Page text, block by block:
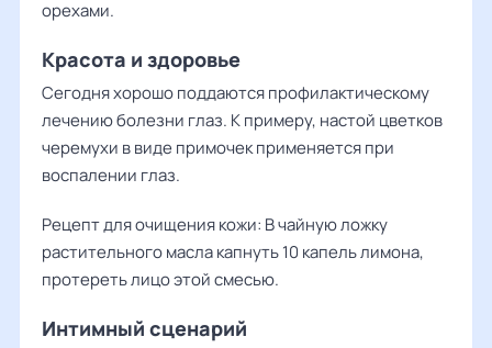
орехами.
Красота и здоровье
Сегодня хорошо поддаются профилактическому
лечению болезни глаз. К примеру, настой цветков
черемухи в виде примочек применяется при
воспалении глаз.
Рецепт для очищения кожи: В чайную ложку
растительного масла капнуть 10 капель лимона,
протереть лицо этой смесью.
Интимный сценарий